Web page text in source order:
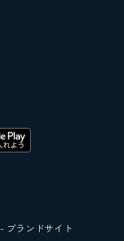
- ブランドサイト